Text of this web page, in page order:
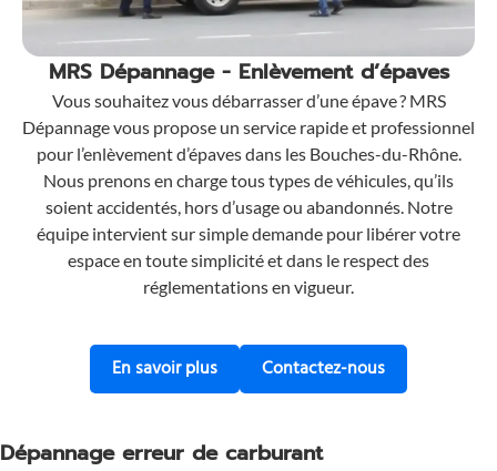
MRS Dépannage - Enlèvement d’épaves
Vous souhaitez vous débarrasser d’une épave ? MRS
Dépannage vous propose un service rapide et professionnel
pour l’enlèvement d’épaves dans les Bouches-du-Rhône.
Nous prenons en charge tous types de véhicules, qu’ils
soient accidentés, hors d’usage ou abandonnés. Notre
équipe intervient sur simple demande pour libérer votre
espace en toute simplicité et dans le respect des
réglementations en vigueur.
En savoir plusDécouvrez notre service
Contactez-nousContactez-
Dépannage erreur de carburant